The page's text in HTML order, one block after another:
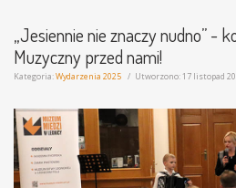
„Jesiennie nie znaczy nudno” -
Muzyczny przed nami!
Kategoria:Wydarzenia 2025 Utworzono: 17 listopad